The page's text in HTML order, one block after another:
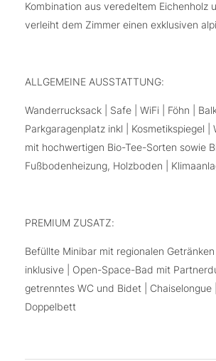
Kombination aus veredeltem Eichenholz
verleiht dem Zimmer einen exklusiven
ALLGEMEINE AUSSTATTUNG:
Wanderrucksack | Safe | WiFi | Föhn |
Parkgaragenplatz inkl | Kosmetikspiegel |
mit hochwertigen Bio-Tee-Sorten sowie
Fußbodenheizung, Holzboden |
PREMIUM ZUSATZ:
Befüllte Minibar mit regionalen
inklusive | Open-Space-Bad mit
getrenntes WC und Bidet | Chaiselongue
Doppelbett